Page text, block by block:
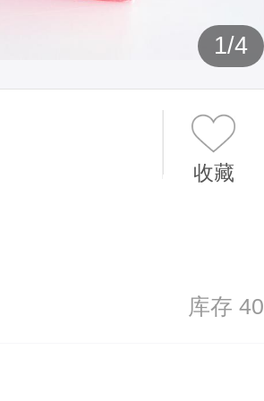
1/4
收藏
库存 40